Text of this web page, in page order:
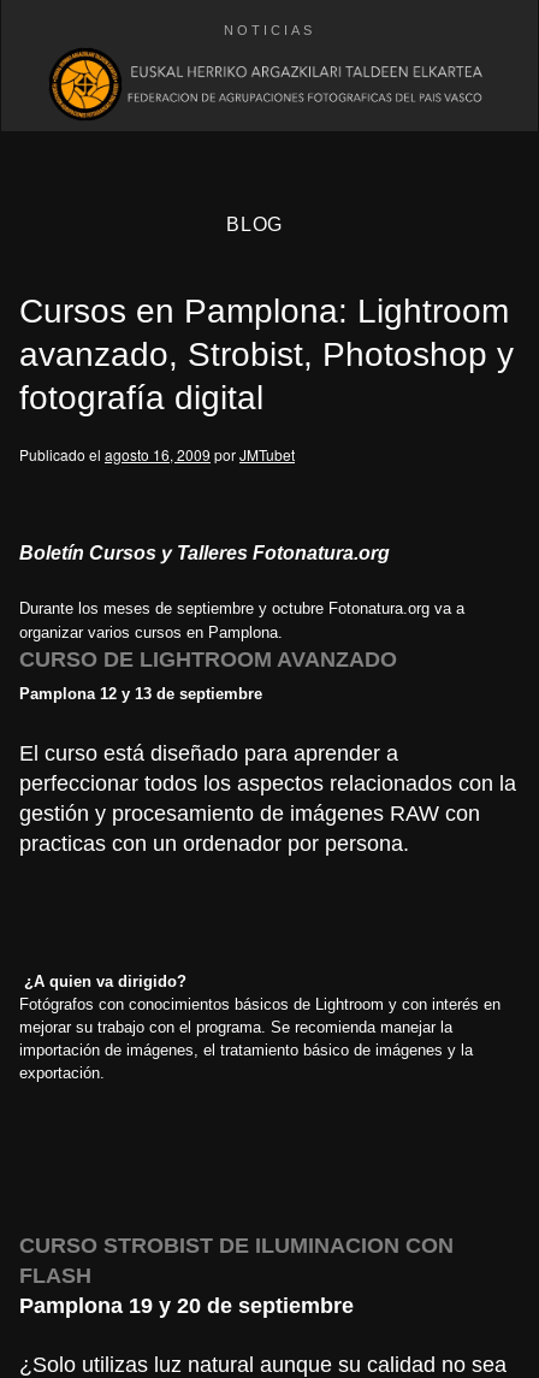
NOTICIAS
BLOG
Cursos en Pamplona: Lightroom
avanzado, Strobist, Photoshop y
fotografía digital
Publicado el agosto 16, 2009 porJMTubet
Boletín Cursos y Talleres Fotonatura.org
Durante los meses de septiembre y octubre Fotonatura.org va a
organizar varios cursos en Pamplona.
CURSO DE LIGHTROOM AVANZADO
Pamplona 12 y 13 de septiembre
El curso está diseñado para aprender a
perfeccionar todos los aspectos relacionados con la
gestión y procesamiento de imágenes RAW con
practicas con un ordenador por persona.
¿A quien va dirigido?
Fotógrafos con conocimientos básicos de Lightroom y con interés en
mejorar su trabajo con el programa. Se recomienda manejar la
importación de imágenes, el tratamiento básico de imágenes y la
exportación.
CURSO STROBIST DE ILUMINACION CON
FLASH
Pamplona 19 y 20 de septiembre
¿Solo utilizas luz natural aunque su calidad no sea